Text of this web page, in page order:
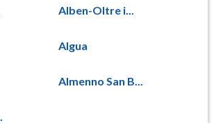
Alben-Oltre i...
Algua
Almenno San B...